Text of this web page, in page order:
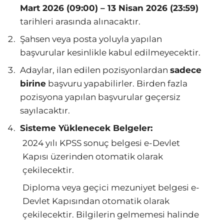
Mart 2026 (09:00) – 13 Nisan 2026 (23:59)
tarihleri arasında alınacaktır.
Şahsen veya posta yoluyla yapılan
başvurular kesinlikle kabul edilmeyecektir.
Adaylar, ilan edilen pozisyonlardan sadece
birine başvuru yapabilirler. Birden fazla
pozisyona yapılan başvurular geçersiz
sayılacaktır.
Sisteme Yüklenecek Belgeler:
2024 yılı KPSS sonuç belgesi e-Devlet
Kapısı üzerinden otomatik olarak
çekilecektir.
Diploma veya geçici mezuniyet belgesi e-
Devlet Kapısından otomatik olarak
çekilecektir. Bilgilerin gelmemesi halinde